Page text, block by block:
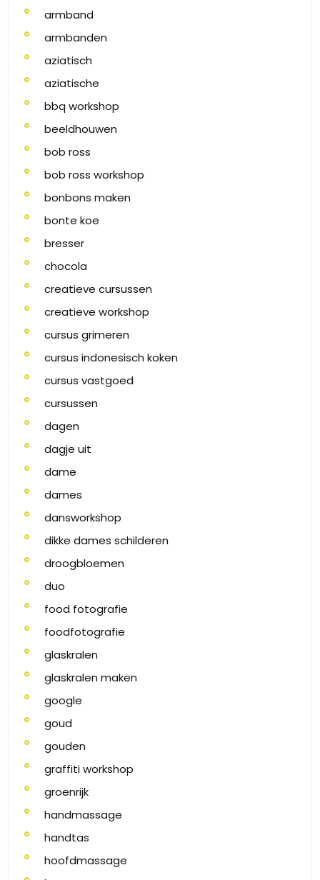
armband
armbanden
aziatisch
aziatische
bbq workshop
beeldhouwen
bob ross
bob ross workshop
bonbons maken
bonte koe
bresser
chocola
creatieve cursussen
creatieve workshop
cursus grimeren
cursus indonesisch koken
cursus vastgoed
cursussen
dagen
dagje uit
dame
dames
dansworkshop
dikke dames schilderen
droogbloemen
duo
food fotografie
foodfotografie
glaskralen
glaskralen maken
google
goud
gouden
graffiti workshop
groenrijk
handmassage
handtas
hoofdmassage